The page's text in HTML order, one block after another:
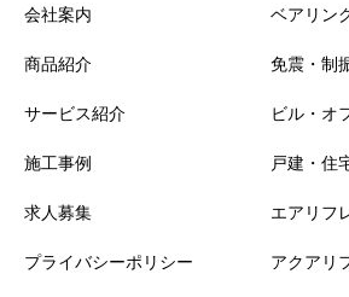
会社案内
商品紹介
サービス紹介
施工事例
求人募集
プライバシーポリシー
ベアリン
免震・制
ビル・オ
戸建・住
エアリフ
アクアリ